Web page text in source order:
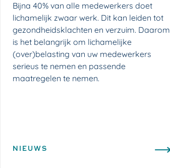
Bijna 40% van alle medewerkers doet
lichamelijk zwaar werk. Dit kan leiden tot
gezondheidsklachten en verzuim. Daarom
is het belangrijk om lichamelijke
(over)belasting van uw medewerkers
serieus te nemen en passende
maatregelen te nemen.
NIEUWS